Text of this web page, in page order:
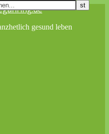
gesund leben